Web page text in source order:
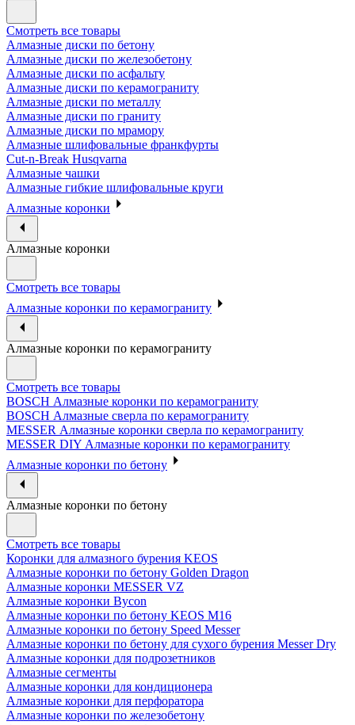
Смотреть все товары
Алмазные диски по бетону
Алмазные диски по железобетону
Алмазные диски по асфальту
Алмазные диски по керамограниту
Алмазные диски по металлу
Алмазные диски по граниту
Алмазные диски по мрамору
Алмазные шлифовальные франкфурты
Cut-n-Break Husqvarna
Алмазные чашки
Алмазные гибкие шлифовальные круги
Алмазные коронки
Алмазные коронки
Смотреть все товары
Алмазные коронки по керамограниту
Алмазные коронки по керамограниту
Смотреть все товары
BOSCH Алмазные коронки по керамограниту
BOSCH Алмазные сверла по керамограниту
MESSER Алмазные коронки сверла по керамограниту
MESSER DIY Алмазные коронки по керамограниту
Алмазные коронки по бетону
Алмазные коронки по бетону
Смотреть все товары
Коронки для алмазного бурения KEOS
Алмазные коронки по бетону Golden Dragon
Алмазные коронки MESSER VZ
Алмазные коронки Bycon
Алмазные коронки по бетону KEOS M16
Алмазные коронки по бетону Speed Messer
Алмазные коронки по бетону для сухого бурения Messer Dry
Алмазные коронки для подрозетников
Алмазные сегменты
Алмазные коронки для кондиционера
Алмазные коронки для перфоратора
Алмазные коронки по железобетону